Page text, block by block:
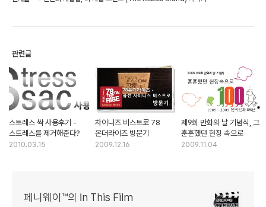
관련글
스트레스 싹 사용후기 -
스트레스를 제거해준다?
2010.03.15
차이니즈 비스트로 78
온더라이즈 방문기
2009.12.16
제9회 만화의 날 기념식, 그
훈훈했던 현장 속으로
2009.11.04
페니웨이™의 In This Film